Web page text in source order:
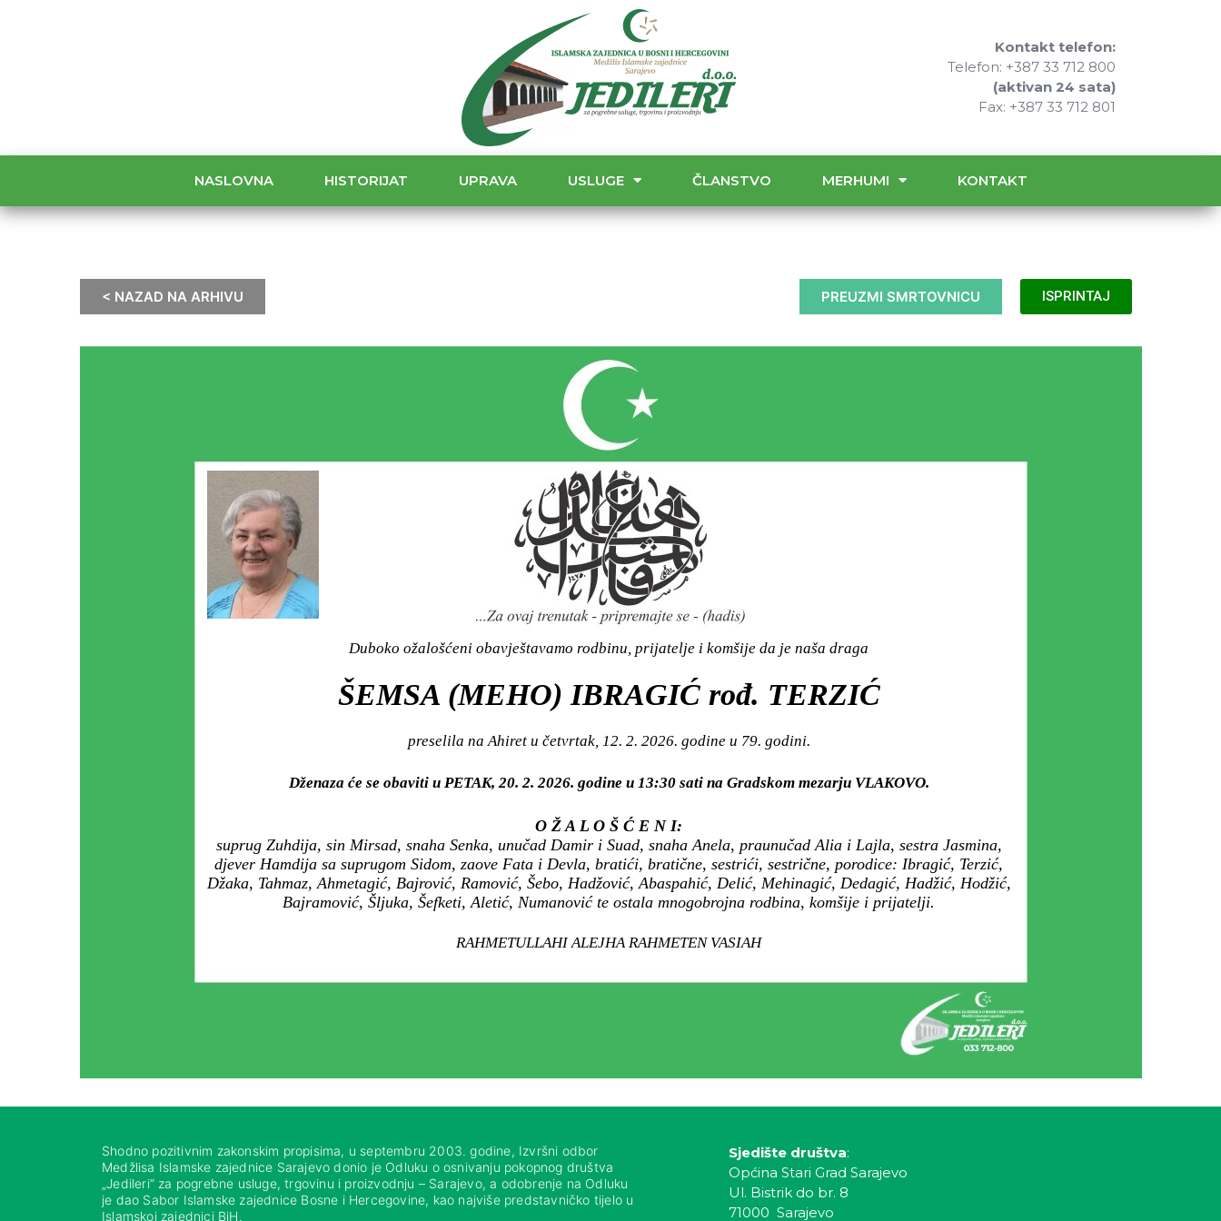
Kontakt telefon:
Telefon: +387 33 712 800
(aktivan 24 sata)
Fax: +387 33 712 801
NASLOVNA HISTORIJAT UPRAVA USLUGE ČLANSTVO MERHUMI KONTAKT
< NAZAD NA ARHIVU PREUZMI SMRTOVNICU ISPRINTAJ
Duboko ožalošćeni obavještavamo rodbinu, prijatelje i komšije da je naša draga
ŠEMSA (MEHO) IBRAGIĆ rođ. TERZIĆ
preselila na Ahiret u četvrtak, 12. 2. 2026. godine u 79. godini.
Dženaza će se obaviti u PETAK, 20. 2. 2026. godine u 13:30 sati na Gradskom mezarju VLAKOVO.
O Ž A L O Š Ć E N I:
suprug Zuhdija, sin Mirsad, snaha Senka, unučad Damir i Suad, snaha Anela, praunučad Alia i Lajla, sestra Jasmina,
djever Hamdija sa suprugom Sidom, zaove Fata i Devla, bratići, bratične, sestrići, sestrične, porodice: Ibragić, Terzić,
Džaka, Tahmaz, Ahmetagić, Bajrović, Ramović, Šebo, Hadžović, Abaspahić, Delić, Mehinagić, Dedagić, Hadžić, Hodžić,
Bajramović, Šljuka, Šefketi, Aletić, Numanović te ostala mnogobrojna rodbina, komšije i prijatelji.
RAHMETULLAHI ALEJHA RAHMETEN VASIAH
Shodno pozitivnim zakonskim propisima, u septembru 2003. godine, Izvršni odbor
Medžlisa Islamske zajednice Sarajevo donio je Odluku o osnivanju pokopnog društva
„Jedileri“ za pogrebne usluge, trgovinu i proizvodnju – Sarajevo, a odobrenje na Odluku
je dao Sabor Islamske zajednice Bosne i Hercegovine, kao najviše predstavničko tijelo u
Islamskoj zajednici BiH.
Sjedište društva:
Općina Stari Grad Sarajevo
Ul. Bistrik do br. 8
71000 Sarajevo